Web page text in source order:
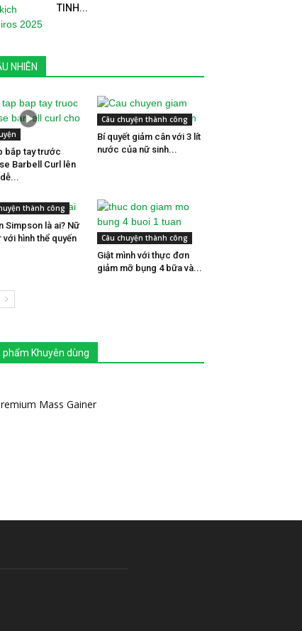
TINH...
NHIÊN
bắp tay trước
Barbell Curl lên
Câu chuyện thành công
Bí quyết giảm cân với 3 lít
nước của nữ sinh...
thành công
Simpson là ai? Nữ
với hình thể quyến
Câu chuyện thành công
Giật mình với thực đơn
giảm mỡ bụng 4 bữa và...
phẩm Khuyên dùng